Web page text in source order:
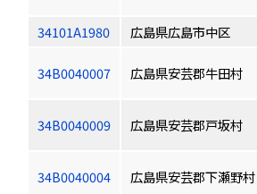
34101A1980 広島県広島市中区
34B0040007 広島県安芸郡牛田村
34B0040009 広島県安芸郡戸坂村
34B0040004 広島県安芸郡下瀬野村